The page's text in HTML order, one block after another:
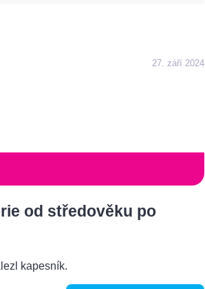
27. září 2024
od středověku po
kapesník.